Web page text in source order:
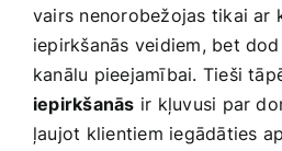
vairs nenorobežojas tikai ar
iepirkšanās veidiem, bet
kanālu pieejamībai. Tieši
iepirkšanās ir kļuvusi par
ļaujot klientiem iegādāties